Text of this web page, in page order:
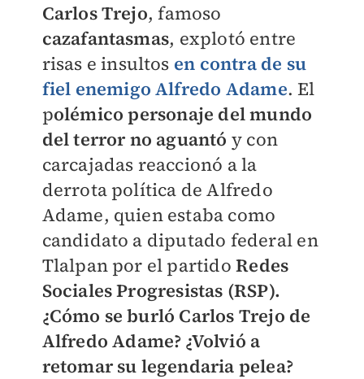
Carlos Trejo, famoso
cazafantasmas, explotó entre
risas e insultos en contra de su
fiel enemigo Alfredo Adame. El
polémico personaje del mundo
del terror no aguantó y con
carcajadas reaccionó a la
derrota política de Alfredo
Adame, quien estaba como
candidato a diputado federal en
Tlalpan por el partidoRedes
Sociales Progresistas (RSP).
¿Cómo se burló Carlos Trejo de
Alfredo Adame? ¿Volvió a
retomar su legendaria pelea?